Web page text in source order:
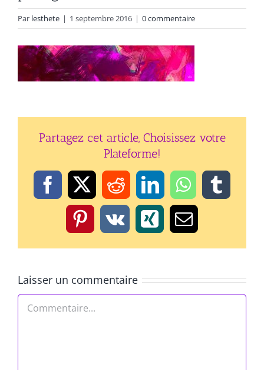
Par lesthete | 1 septembre 2016 | 0 commentaire
Partagez cet article, Choisissez votre
Plateforme!
Facebook
X RedditLinkedInWhatsApp
Pinterest
Vk XingEmail
Laisser un commentaire
Commentaire